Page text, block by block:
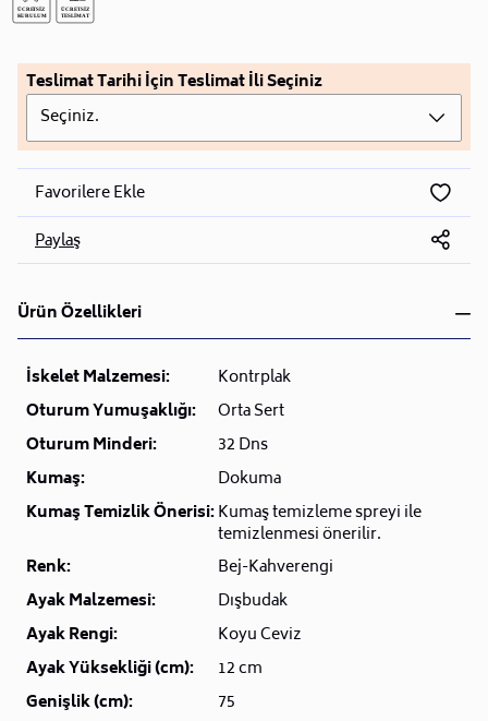
Teslimat Tarihi İçin Teslimat İli Seçiniz
Seçiniz.
Favorilere Ekle
Paylaş
Ürün Özellikleri
İskelet Malzemesi:
Kontrplak
Oturum Yumuşaklığı:
Orta Sert
Oturum Minderi:
32 Dns
Kumaş:
Dokuma
Kumaş Temizlik Önerisi:Kumaş temizleme spreyi ile
temizlenmesi önerilir.
Renk:
Bej-Kahverengi
Ayak Malzemesi:
Dışbudak
Ayak Rengi:
Koyu Ceviz
Ayak Yüksekliği (cm):
12 cm
Genişlik (cm):
75